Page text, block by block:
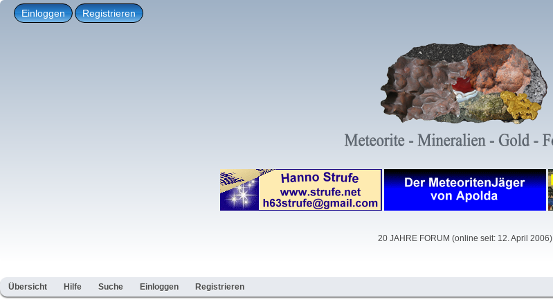
Einloggen Registrieren
20 JAHRE FORUM (online seit: 12. April 2006)
Übersicht Hilfe Suche Einloggen Registrieren